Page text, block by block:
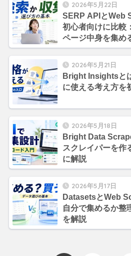
2026年5月22日
SERP APIとWeb
初心者向けに比較
ページ中身を集め
2026年5月21日
Bright Insightsと
に使える考え方を
2026年5月18日
Bright Data
スクレイパーを作
に解説
2026年5月17日
DatasetsとWeb
自分で集めるか整
を解説